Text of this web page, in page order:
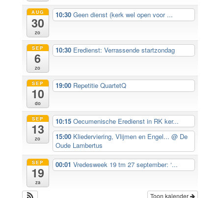
AUG
30
zo
10:30Geen dienst (kerk wel open voor ...
SEP
6
zo
10:30 Eredienst: Verrassende startzondag
SEP
10
do
19:00 Repetitie QuartetQ
SEP
13
zo
10:15Oecumenische Eredienst in RK ker...
15:00 Kliederviering, Vlijmen en Engel...@ De
Oude Lambertus
SEP
19
za
00:01Vredesweek 19 tm 27 september: ‘...
Toon kalender